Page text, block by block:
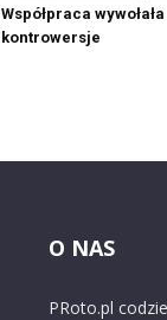
Współpraca wywołała
kontrowersje
O NAS
PRoto.pl